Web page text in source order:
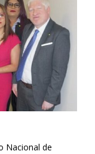
Nacional de